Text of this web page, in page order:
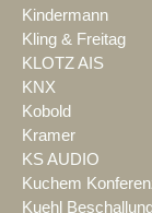
Kindermann
Kling & Freitag
KLOTZ AIS
KNX
Kobold
Kramer
KS AUDIO
Kuchem
Kuehl